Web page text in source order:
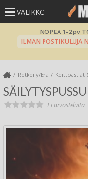
VALIKKO
NOPEA 1-2 pv
ILMAN POSTIKULUJA
Retkeily/Erä Keittoastiat
Ei